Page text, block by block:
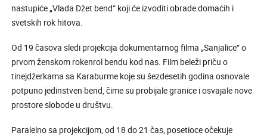
nastupiće „Vlada Džet bend“ koji će izvoditi obrade domaćih i
svetskih rok hitova.
Od 19 časova sledi projekcija dokumentarnog filma „Sanjalice“ o
prvom ženskom rokenrol bendu kod nas. Film beleži priču o
tinejdžerkama sa Karaburme koje su šezdesetih godina osnovale
potpuno jedinstven bend, čime su probijale granice i osvajale nove
prostore slobode u društvu.
Paralelno sa projekcijom, od 18 do 21 čas, posetioce očekuje